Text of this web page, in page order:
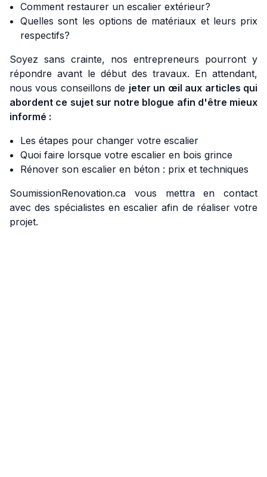
Comment restaurer un escalier extérieur?
Quelles sont les options de matériaux et leurs prix
respectifs?
Soyez sans crainte, nos entrepreneurs pourront y
répondre avant le début des travaux. En attendant,
nous vous conseillons de jeter un œil aux articles qui
abordent ce sujet sur notre blogue afin d'être mieux
informé :
Les étapes pour changer votre escalier
Quoi faire lorsque votre escalier en bois grince
Rénover son escalier en béton : prix et techniques
SoumissionRenovation.ca vous mettra en contact
avec des spécialistes en escalier afin de réaliser votre
projet.